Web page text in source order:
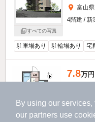
By using our
our partners use
すべての写真
富山
4階建 / 新
駐車場あり 駐輪場あり 宅
7.8万円
4階 /